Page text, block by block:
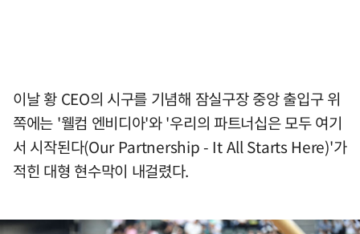
이날 황 CEO의 시구를 기념해 잠실구장 중앙 출입구 위
쪽에는 '웰컴 엔비디아'와 '우리의 파트너십은 모두 여기
서 시작된다(Our Partnership - It All Starts Here)'가
적힌 대형 현수막이 내걸렸다.